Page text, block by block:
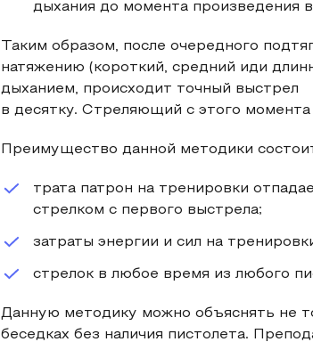
дыхания до момента произведения
Таким образом, после очередного
натяжению (короткий, средний иди
дыханием, происходит точный выстрел
в десятку. Стреляющий с этого
Преимущество данной методики
трата патрон на тренировки
стрелком с первого выстрела;
затраты энергии и сил на
стрелок в любое время из любого
Данную методику можно объяснять не
беседках без наличия пистолета.